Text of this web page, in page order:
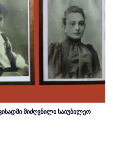
მიძღვნილი საიუბილეო